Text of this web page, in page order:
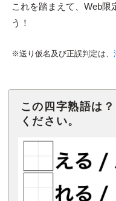
これを踏まえて、Web限
う！
※送り仮名及び正誤判定は、
この四字熟語は
ください。